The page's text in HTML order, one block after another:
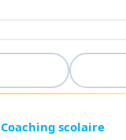
Coaching scolaire